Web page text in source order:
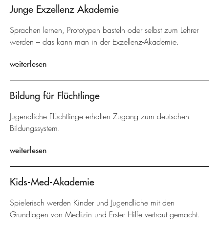
Junge Exzellenz Akademie
Sprachen lernen, Prototypen basteln oder selbst zum Lehrer
werden – das kann man in der Exzellenz-Akademie.
weiterlesen
Bildung für Flüchtlinge
Jugendliche Flüchtlinge erhalten Zugang zum deutschen
Bildungssystem.
weiterlesen
Kids-Med-Akademie
Spielerisch werden Kinder und Jugendliche mit den
Grundlagen von Medizin und Erster Hilfe vertraut gemacht.